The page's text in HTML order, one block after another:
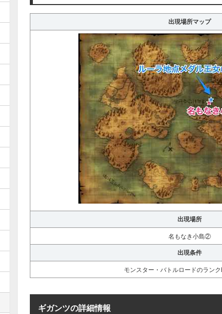
出現場所マップ
出現場所
名もなき小島②
出現条件
モンスター・バトルロードのラン
ギガンツの詳細情報